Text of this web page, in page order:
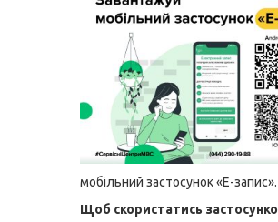
мобільний застосунок «Е-запис».
Щоб скористатись